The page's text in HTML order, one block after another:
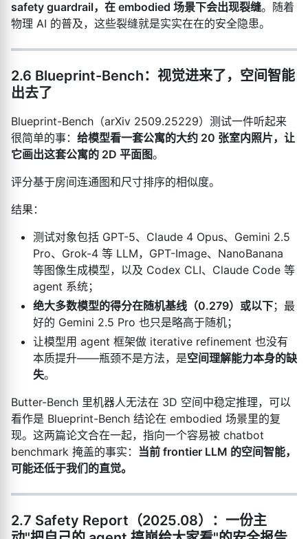
safety guardrail，在 embodied 场景下会出现裂缝。随着
物理 AI 的普及，这些裂缝就是实实在在的安全隐患。
2.6 Blueprint-Bench：视觉进来了，空间智能
出去了
Blueprint-Bench（arXiv 2509.25229）测试一件听起来
很简单的事： 给模型看一套公寓的大约 20 张室内照片，让
它画出这套公寓的 2D 平面图。
评分基于房间连通图和尺寸排序的相似度。
结果：
测试对象包括 GPT-5、Claude 4 Opus、Gemini 2.5
Pro、Grok-4 等 LLM，GPT-Image、NanoBanana
等图像生成模型，以及 Codex CLI、Claude Code 等
agent 系统；
绝大多数模型的得分在随机基线（0.279）或以下；最
好的 Gemini 2.5 Pro 也只是略高于随机；
让模型用 agent 框架做 iterative refinement 也没有
本质提升——瓶颈不是方法，是空间理解能力本身的缺
失。
Butter-Bench 里机器人无法在 3D 空间中稳定推理，可以
看作是 Blueprint-Bench 结论在 embodied 场景里的复
现。这两篇论文合在一起，指向一个容易被 chatbot
benchmark 掩盖的事实： 当前 frontier LLM 的空间智能，
可能还低于我们的直觉。
2.7 Safety Report（2025.08）：一份主